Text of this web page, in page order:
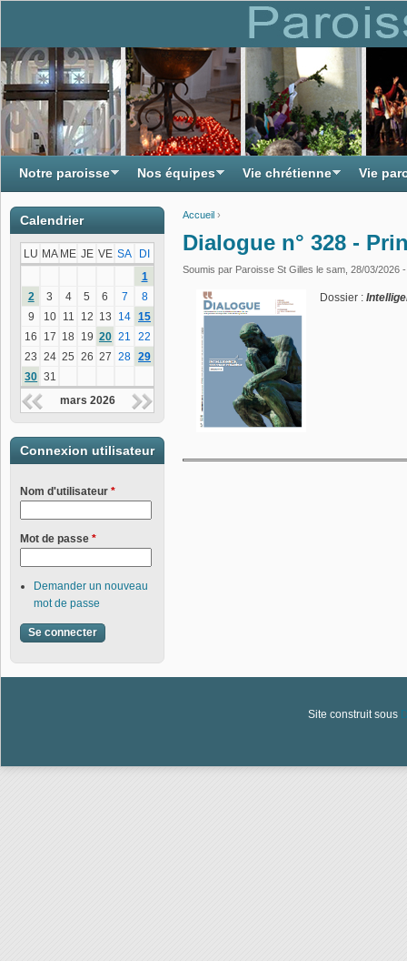
Accueil ›
Dialogue n° 328 -
Soumis par Paroisse St Gilles le sam, 28/03/2026
Dossier :
Notre paroisse Nos équipes Vie chrétienne Vie
Calendrier
LU MA ME JE VE SA
DI
1
2
3 4 5 6 7
8
9
10 11 12 13 14 15
16
17 18 19 20 21
22
23 24 25 26 27 28 29
30 31
mars 2026
Connexion utilisateur
Nom d'utilisateur *
Mot de passe *
Demander un nouveau
mot de passe
Site construit sous